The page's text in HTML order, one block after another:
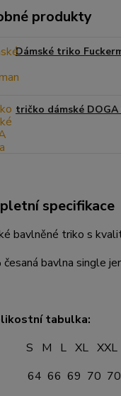
produkty
Dámské triko
tričko dámské DOGA
specifikace
bavlněné triko s
bavlna single
tabulka:
L XL XXL
64 66 69 70 70